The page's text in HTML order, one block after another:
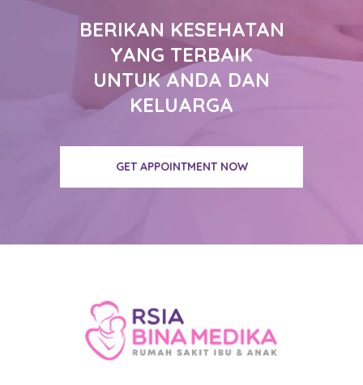
BERIKAN KESEHATAN
YANG TERBAIK
UNTUK ANDA DAN
KELUARGA
GET APPOINTMENT NOW